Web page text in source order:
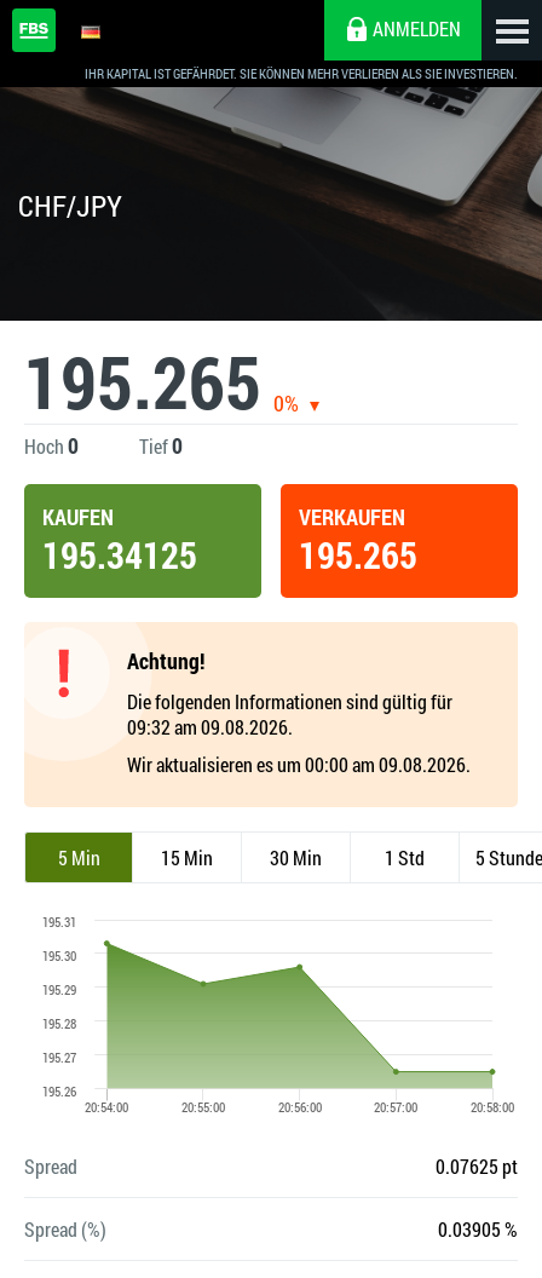
IHR KAPITAL IST GEFÄHRDET. SIE KÖNNEN MEHR VERLIEREN ALS SIE INVESTIEREN.
ANMELDEN
CHF/JPY
195.265 0%
Hoch0 Tief0
KAUFEN
195.34125
VERKAUFEN
195.265
Achtung!
Die folgenden Informationen sind gültig für
09:32 am 09.08.2026.
Wir aktualisieren es um 00:00 am 09.08.2026.
5 Min 15 Min 30 Min 1 Std 5
Spread 0.07625 pt
Spread (%) 0.03905 %